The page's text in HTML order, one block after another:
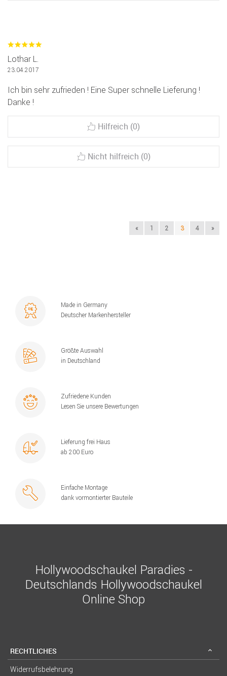
Lothar L.
23.04.2017
Ich bin sehr zufrieden ! Eine Super schnelle Lieferung !
Danke !
Hilfreich (0)
Nicht hilfreich (0)
« 1 2 3 4 »
Made in Germany
Deutscher Markenhersteller
Größte Auswahl
in Deutschland
Zufriedene Kunden
Lesen Sie unsere Bewertungen
Lieferung frei Haus
ab 200 Euro
Einfache Montage
dank vormontierter Bauteile
Hollywoodschaukel Paradies -
Deutschlands Hollywoodschaukel
Online Shop
RECHTLICHES
Widerrufsbelehrung